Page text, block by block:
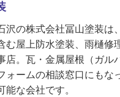
沢の株式会社冨山塗装は
む屋上防水塗装、雨樋修
店。瓦・金属屋根（ガル
ォームの相談窓口にもな
能な会社です。